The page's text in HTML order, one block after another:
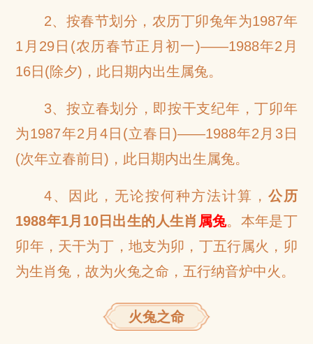
2、按春节划分，农历丁卯兔年为1987年
1月29日(农历春节正月初一)——1988年2月
16日(除夕)，此日期内出生属兔。
3、按立春划分，即按干支纪年，丁卯年
为1987年2月4日(立春日)——1988年2月3日
(次年立春前日)，此日期内出生属兔。
4、因此，无论按何种方法计算， 公历
1988年1月10日出生的人生肖 属兔。本年是丁
卯年，天干为丁，地支为卯，丁五行属火，卯
为生肖兔，故为火兔之命，五行纳音炉中火。
火兔之命